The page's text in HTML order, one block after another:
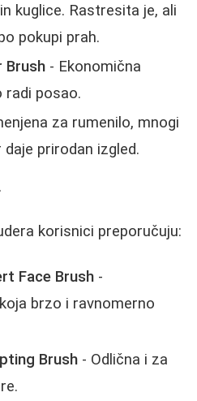
kuglice. Rastresita je, ali
pokupi prah.
Brush - Ekonomična
radi posao.
za rumenilo, mnogi
prirodan izgled.
korisnici preporučuju:
Face Brush -
brzo i ravnomerno
Brush - Odlična i za